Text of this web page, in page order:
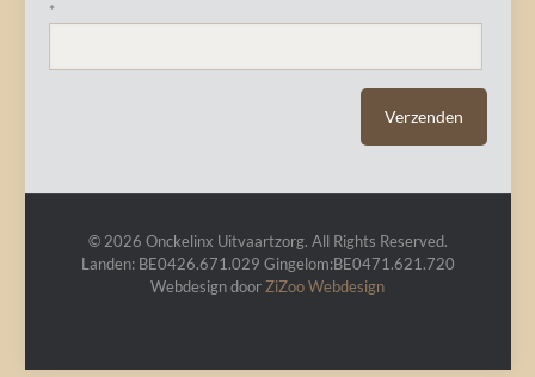
*
© 2026 Onckelinx Uitvaartzorg. All Rights Reserved.
Landen: BE0426.671.029 Gingelom:BE0471.621.720
Webdesign door ZiZooWebdesign